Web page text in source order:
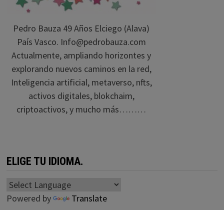
Pedro Bauza 49 Años Elciego (Alava)
País Vasco. Info@pedrobauza.com
Actualmente, ampliando horizontes y
explorando nuevos caminos en la red,
Inteligencia artificial, metaverso, nfts,
activos digitales, blokchaim,
criptoactivos, y mucho más………
ELIGE TU IDIOMA.
Powered by Translate